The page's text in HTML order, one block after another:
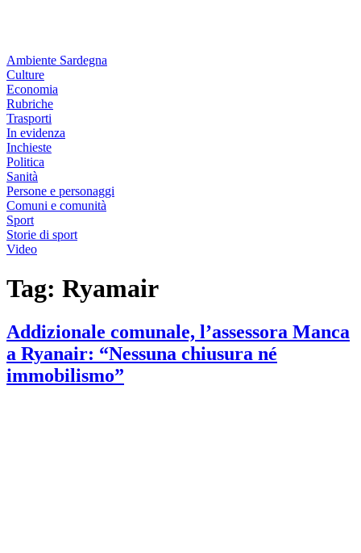
Ambiente Sardegna
Culture
Economia
Rubriche
Trasporti
In evidenza
Inchieste
Politica
Sanità
Persone e personaggi
Comuni e comunità
Sport
Storie di sport
Video
Tag: Ryamair
Addizionale comunale, l’assessora Manca
a Ryanair: “Nessuna chiusura né
immobilismo”